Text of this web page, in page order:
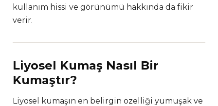
kullanım hissi ve görünümü hakkında da fikir
verir.
Liyosel Kumaş Nasıl Bir
Kumaştır?
Liyosel kumaşın en belirgin özelliği yumuşak ve